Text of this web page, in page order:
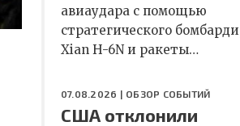
авиаудара с помощью
стратегического
Xian H-6N и ракеты…
07.08.2026 | ОБЗОР СОБЫТИЙ
США отклонили